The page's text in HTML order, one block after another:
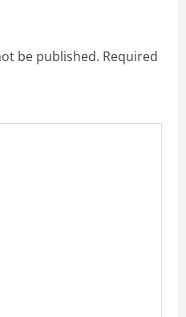
be published. Required